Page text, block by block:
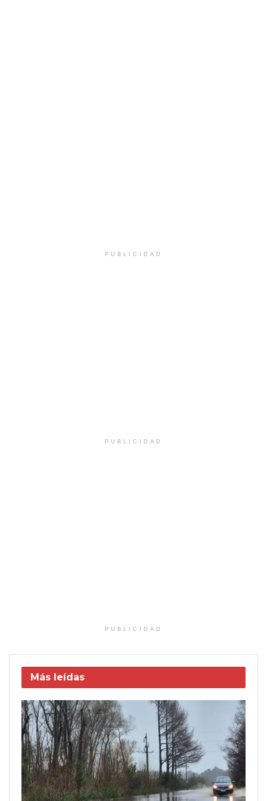
PUBLICIDAD
PUBLICIDAD
PUBLICIDAD
Más leídas